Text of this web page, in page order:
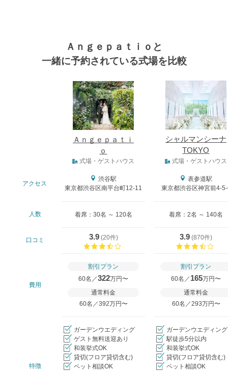
Ａｎｇｅｐａｔｉｏと
一緒に予約されている式場を比較
Ａｎｇｅｐａｔｉ
ｏ
シャルマンシーナ
TOKYO
式場・ゲストハウス 式場・ゲストハウス
アクセス
渋谷駅
東京都渋谷区南平台町12-11
表参道駅
東京都渋谷区神宮前4-
人数 着席：30名 ～ 120名 着席：2名 ～ 140名
口コミ 3.9(20件)
3.9 (870件)
費用
割引プラン
60名／322万円〜
通常料金
60名／392万円〜
割引プラン
60名／ 165万円〜
通常料金
60名／293万円〜
特徴
ガーデンウエディング
ゲスト無料送迎あり
和装挙式OK
貸切(フロア貸切含む)
ペット相談OK
ガーデンウエディング
駅徒歩5分以内
和装挙式OK
貸切(フロア貸切含む)
ペット相談OK